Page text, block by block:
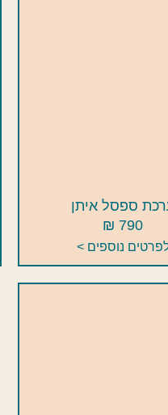
ספסל איתן
790 ₪
נוספים >